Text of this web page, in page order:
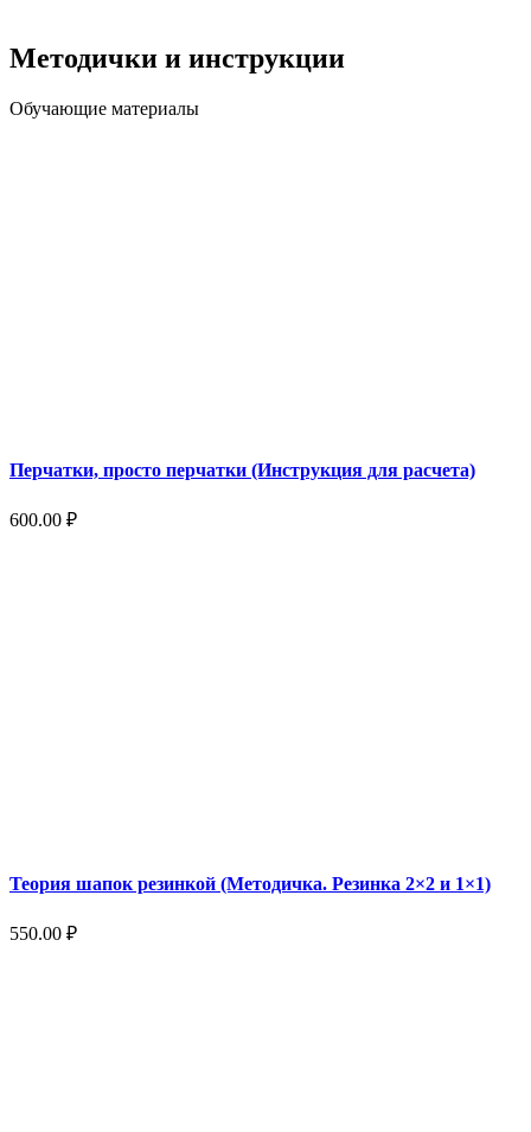
Методички и инструкции
Обучающие материалы
Перчатки, просто перчатки (Инструкция для расчета)
600.00 ₽
Теория шапок резинкой (Методичка. Резинка 2×2 и 1×1)
550.00 ₽